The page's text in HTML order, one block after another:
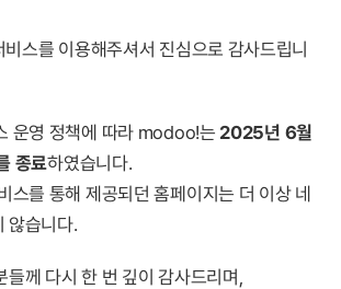
스를 이용해주셔서 진심으로 감사드립니
운영 정책에 따라 modoo!는 2025년 6월
종료하였습니다.
스를 통해 제공되던 홈페이지는 더 이상 네
않습니다.
들께 다시 한 번 깊이 감사드리며,